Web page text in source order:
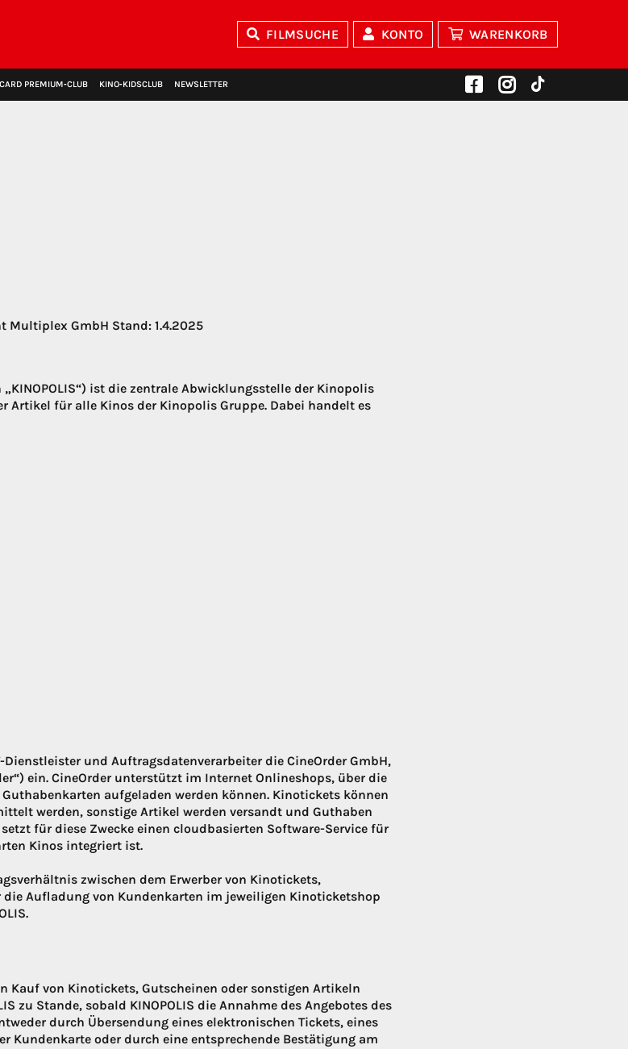
FILMSUCHE KONTO WARENKORB
PREMIUM‑CLUB KINO‑KIDSCLUB NEWSLETTER
GmbH Stand: 1.4.2025
ist die zentrale Abwicklungsstelle der Kinopolis
für alle Kinos der Kinopolis Gruppe. Dabei handelt es
und Auftragsdatenverarbeiter die CineOrder GmbH,
ein. CineOrder unterstützt im Internet Onlineshops, über die
aufgeladen werden können. Kinotickets können
werden, sonstige Artikel werden versandt und Guthaben
für diese Zwecke einen cloudbasierten Software-Service für
Kinos integriert ist.
zwischen dem Erwerber von Kinotickets,
Aufladung von Kundenkarten im jeweiligen Kinoticketshop
Kauf von Kinotickets, Gutscheinen oder sonstigen Artikeln
zu Stande, sobald KINOPOLIS die Annahme des Angebotes des
durch Übersendung eines elektronischen Tickets, eines
Kundenkarte oder durch eine entsprechende Bestätigung am